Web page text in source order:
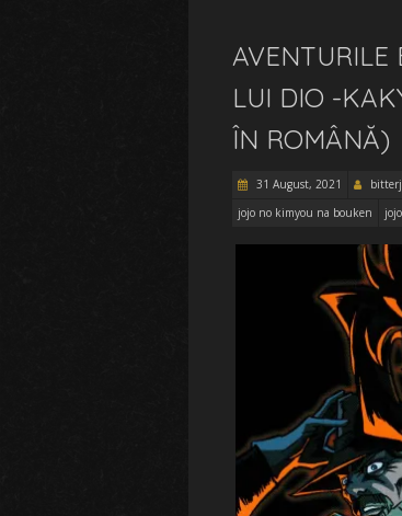
AVENTURILE
LUI DIO -
ÎN ROMÂNĂ)
31 August, 2021
jojo no kimyou na bouken